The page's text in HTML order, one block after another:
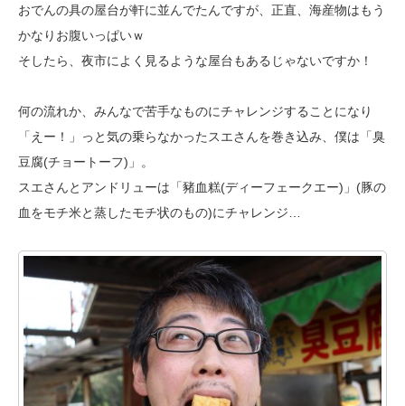
おでんの具の屋台が軒に並んでたんですが、正直、海産物はもう
かなりお腹いっぱいｗ
そしたら、夜市によく見るような屋台もあるじゃないですか！
何の流れか、みんなで苦手なものにチャレンジすることになり
「えー！」っと気の乗らなかったスエさんを巻き込み、僕は「臭
豆腐(チョートーフ)」。
スエさんとアンドリューは「豬血糕(ディーフェークエー)」(豚の
血をモチ米と蒸したモチ状のもの)にチャレンジ…